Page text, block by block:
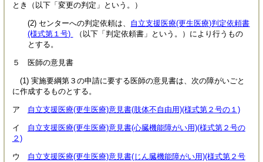
とき（以下「変更の判定」という。）
(2) センターへの判定依頼は、 自立支援医療(更生医療)判定依頼書
(様式第１号)
（以下「判定依頼書」という。）により行うもの
とする。
５ 医師の意見書
(1) 実施要綱第３の申請に要する医師の意見書は、次の障がいごと
に作成するものとする。
ア 自立支援医療(更生医療)意見書(肢体不自由用)(様式第２号の１)
イ 自立支援医療(更生医療)意見書(心臓機能障がい用)(様式第２号の
２)
ウ 自立支援医療(更生医療)意見書(じん臓機能障がい用)(様式第２号